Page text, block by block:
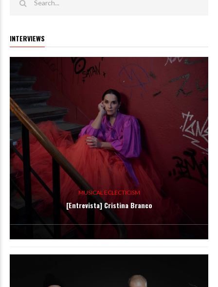
INTERVIEWS
MUSICAL ECLECTICISM
[Entrevista] Cristina Branco